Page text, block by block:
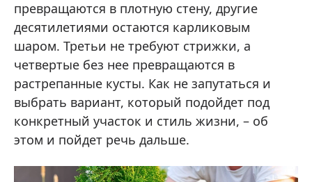
превращаются в плотную стену, другие
десятилетиями остаются карликовым
шаром. Третьи не требуют стрижки, а
четвертые без нее превращаются в
растрепанные кусты. Как не запутаться и
выбрать вариант, который подойдет под
конкретный участок и стиль жизни, – об
этом и пойдет речь дальше.